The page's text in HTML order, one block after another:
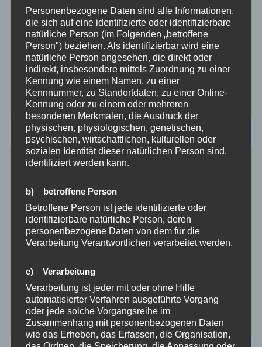
fand dieser Tage auf der NABU Streuobstwiese im
Etlisbachtal statt. Organisatorin war unter anderem Fabia
Spörckmann aus Eichstetten, Sprecherin
des…Weiterlesen…
BZ: Eine Oase für Orchideen aller Art
23. Mai 2024: Wie Engelbert Mayer ein Orchideen-Paradies in
Eichstetten geschaffen hat Engelbert Mayer kümmert sich
als Naturschützer seit Jahrzehnten um die Tier- und
Pflanzenwelt… Weiterlesen…
Personenbezogene Daten sind alle Informationen,
die sich auf eine identifizierte oder identifizierbare
natürliche Person (im Folgenden „betroffene
Person") beziehen. Als identifizierbar wird eine
natürliche Person angesehen, die direkt oder
indirekt, insbesondere mittels Zuordnung zu einer
Kennung wie einem Namen, zu einer
Kennnummer, zu Standortdaten, zu einer Online-
Kennung oder zu einem oder mehreren
besonderen Merkmalen, die Ausdruck der
physischen, physiologischen, genetischen,
psychischen, wirtschaftlichen, kulturellen oder
sozialen Identität dieser natürlichen Person sind,
identifiziert werden kann.
b) betroffene Person
Betroffene Person ist jede identifizierte oder
identifizierbare natürliche Person, deren
personenbezogene Daten von dem für die
Verarbeitung Verantwortlichen verarbeitet werden.
c) Verarbeitung
Verarbeitung ist jeder mit oder ohne Hilfe
automatisierter Verfahren ausgeführte Vorgang
oder jede solche Vorgangsreihe im
Zusammenhang mit personenbezogenen Daten
wie das Erheben, das Erfassen, die Organisation,